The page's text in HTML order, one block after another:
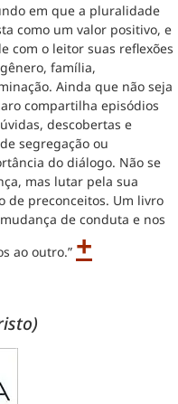
em que a pluralidade
como um valor positivo, e
com o leitor suas reflexões
família,
Ainda que não seja
compartilha episódios
descobertas e
segregação ou
do diálogo. Não se
mas lutar pela sua
de preconceitos. Um livro
de conduta e nos
ao outro.” +